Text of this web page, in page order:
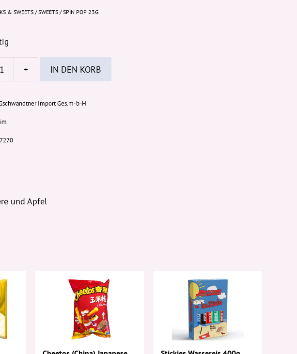
& SWEETS /SWEETS / SPIN POP 23G
+ IN DEN KORB
Import Ges.m-b-H
und Apfel